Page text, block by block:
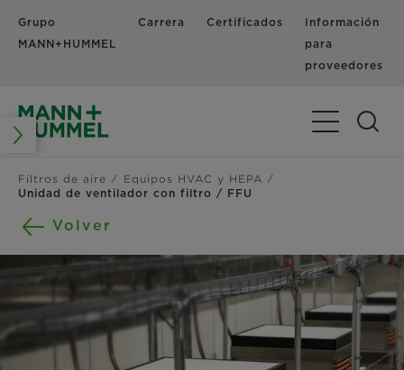
Grupo
MANN+HUMMEL
Carrera Certificados
Información
para
proveedores
Alternar
Filtros de aire
Equipos HVAC y HEPA
Unidad de ventilador con filtro / FFU
Volver